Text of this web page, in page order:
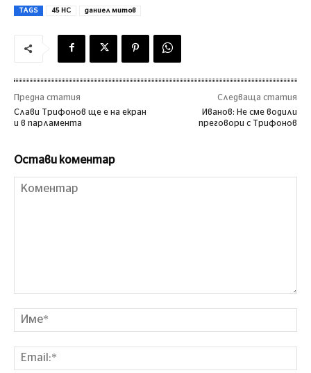
TAGS 45 НС даниел митов
Предна статия
Слави Трифонов ще е на екран
и в парламента
Следваща статия
Иванов: Не сме водили
преговори с Трифонов
Остави коментар